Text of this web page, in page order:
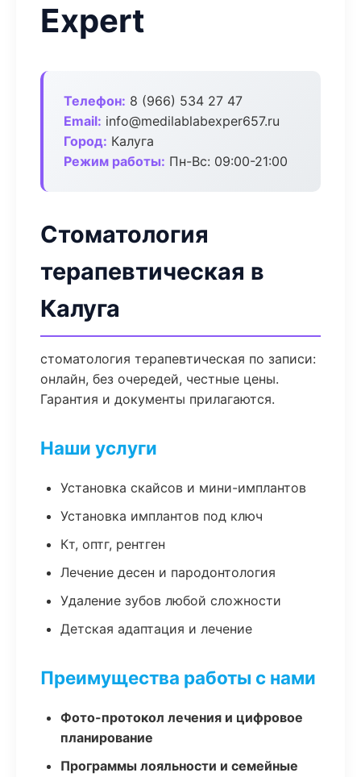
Expert
Телефон: 8 (966) 534 27 47
Email: info@medilablabexper657.ru
Город: Калуга
Режим работы: Пн-Вс: 09:00-21:00
Стоматология
терапевтическая в
Калуга
стоматология терапевтическая по записи:
онлайн, без очередей, честные цены.
Гарантия и документы прилагаются.
Наши услуги
Установка скайсов и мини-имплантов
Установка имплантов под ключ
Кт, оптг, рентген
Лечение десен и пародонтология
Удаление зубов любой сложности
Детская адаптация и лечение
Преимущества работы с нами
Фото-протокол лечения и цифровое
планирование
Программы лояльности и семейные